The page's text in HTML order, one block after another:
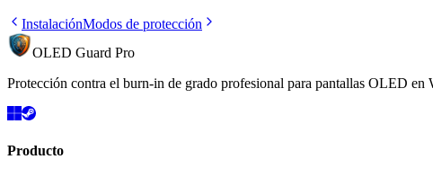
InstalaciónModos de protección
OLED Guard Pro
Protección contra el burn-in de grado profesional para pantallas OLED
Producto